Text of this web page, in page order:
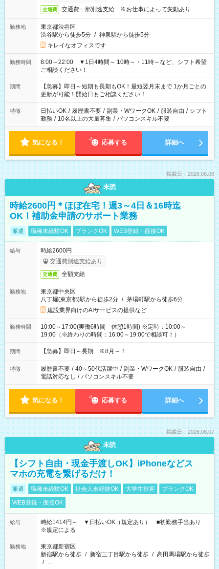
交通費 交通費一部別途支給 ※お仕事によって変動あり
勤務地
東京都渋谷区
渋谷駅から徒歩5分 / 神泉駅から徒歩5分
キレイなオフィスです
勤務時間
8:00～22:00 ▼1日4時間～ 10時～・11時～など、シフト希望
ご相談ください！
期間
【急募】即日～短期も長期もOK！最短翌月末まで 1か月ごとの
更新が可能！開始日もご相談ください！
特徴 日払いOK / 履歴書不要 / 副業・WワークOK / 服装自由 / シフト
勤務 / 10名以上の大量募集 / パソコンスキル不要
気になる！ 応募する 詳細へ
掲載日：2026.08.08
未読
時給2600円＊ほぼ在宅！週3～4日＆16時迄
OK！補助金申請のサポート業務
派遣 職種未経験OK ブランクOK WEB登録・面接OK
給与
時給2600円
交通費別途支給あり
交通費 全額支給
勤務地
東京都中央区
八丁堀(東京都)駅から徒歩2分 / 茅場町駅から徒歩6分
建設業界向けのAIサービスの提供など
勤務時間
10:00～17:00(実働6時間 休憩1時間) ※定時：10:00～
19:00（※終わりの時間：16:00～19:00で相談可！）
期間 【急募】即日～長期 ※8月～！
特徴 履歴書不要 / 40～50代活躍中 / 副業・WワークOK / 服装自由 /
電話対応なし / パソコンスキル不要
気になる！ 応募する 詳細へ
掲載日：2026.08.07
未読
【シフト自由・現金手渡しOK】iPhoneなどス
マホの充電を繋げるだけ！
派遣 職種未経験OK 社会人未経験OK 大学生歓迎
ブランクOK
WEB登録・面接OK
給与
時給1414円～ ▼日払いOK（規定あり） ■初勤務手当あり
※規定による
勤務地
東京都新宿区
新宿駅から徒歩 / 新宿三丁目駅から徒歩 / 高田馬場駅から徒歩
/ …